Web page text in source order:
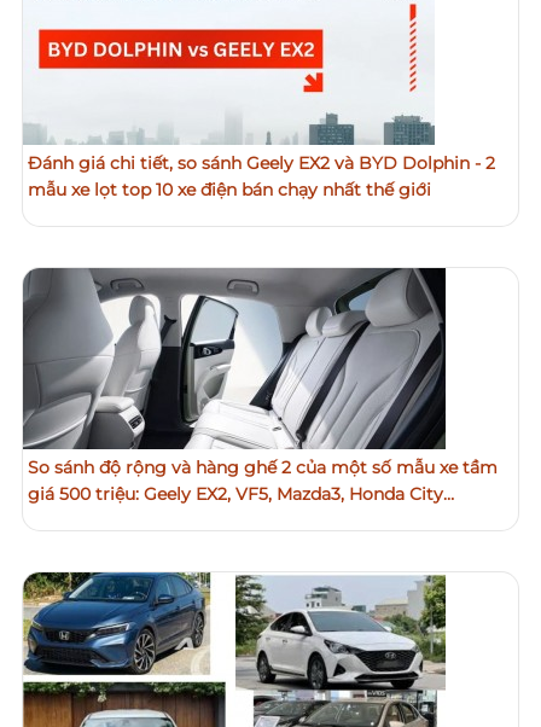
Đánh giá chi tiết, so sánh Geely EX2 và BYD Dolphin - 2
mẫu xe lọt top 10 xe điện bán chạy nhất thế giới
So sánh độ rộng và hàng ghế 2 của một số mẫu xe tầm
giá 500 triệu: Geely EX2, VF5, Mazda3, Honda City…